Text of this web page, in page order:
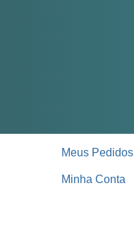
Meus Pedidos
Minha Conta